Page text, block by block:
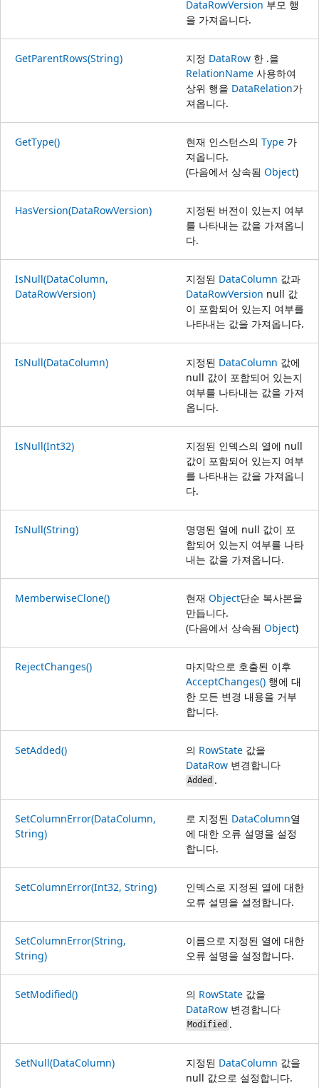
DataRowVersion 부모 행
을 가져옵니다.
GetParentRows(String) 지정 DataRow 한 .을
RelationName 사용하여
상위 행을 DataRelation가
져옵니다.
GetType() 현재 인스턴스의 Type 가
져옵니다.
(다음에서 상속됨 Object)
HasVersion(DataRowVersion)
지정된 버전이 있는지 여부
를 나타내는 값을 가져옵니
다.
IsNull(DataColumn,
DataRowVersion)
지정된 DataColumn 값과
DataRowVersion null 값
이 포함되어 있는지 여부를
나타내는 값을 가져옵니다.
IsNull(DataColumn) 지정된 DataColumn 값에
null 값이 포함되어 있는지
여부를 나타내는 값을 가져
옵니다.
IsNull(Int32)
지정된 인덱스의 열에 null
값이 포함되어 있는지 여부
를 나타내는 값을 가져옵니
다.
IsNull(String)
명명된 열에 null 값이 포
함되어 있는지 여부를 나타
내는 값을 가져옵니다.
MemberwiseClone() 현재 Object단순 복사본을
만듭니다.
(다음에서 상속됨 Object)
RejectChanges()
마지막으로 호출된 이후
AcceptChanges() 행에 대
한 모든 변경 내용을 거부
합니다.
SetAdded() 의 RowState 값을
DataRow 변경합니다
Added .
SetColumnError(DataColumn,
String)
로 지정된 DataColumn열
에 대한 오류 설명을 설정
합니다.
SetColumnError(Int32, String)
인덱스로 지정된 열에 대한
오류 설명을 설정합니다.
SetColumnError(String,
String)
이름으로 지정된 열에 대한
오류 설명을 설정합니다.
SetModified() 의 RowState 값을
DataRow 변경합니다
Modified .
SetNull(DataColumn) 지정된 DataColumn 값을
null 값으로 설정합니다.